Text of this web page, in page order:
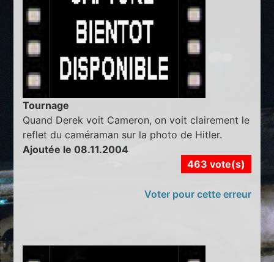
Tournage
Quand Derek voit Cameron, on voit clairement le
reflet du caméraman sur la photo de Hitler.
Ajoutée le 08.11.2004
463 vote(s)
Voter pour cette erreur